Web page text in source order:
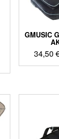
GMUSIC
34,50